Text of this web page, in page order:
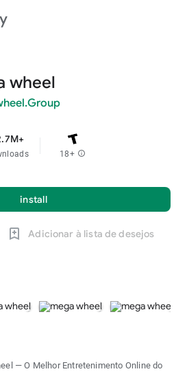
wheel
18+ info
install
Adicionar à lista de desejos
— O Melhor Entretenimento Online do